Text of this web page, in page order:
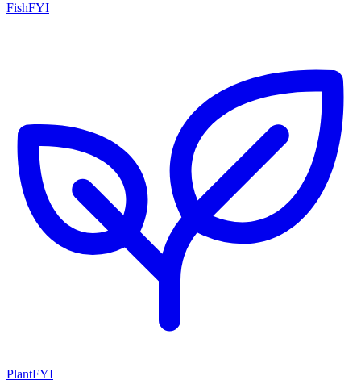
FishFYI
PlantFYI